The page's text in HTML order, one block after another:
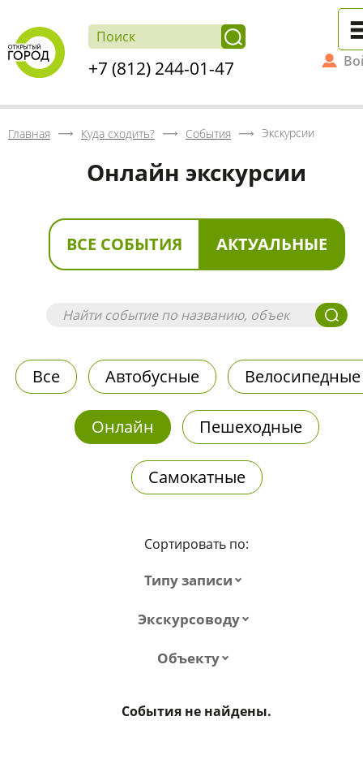
+7 (812) 244-01-47
Главная Куда сходить? События Экскурсии
Онлайн экскурсии
ВСЕ СОБЫТИЯ АКТУАЛЬНЫЕ
Все Автобусные Велосипедные
Онлайн Пешеходные
Самокатные
Сортировать по:
Типу записи
Экскурсоводу
Объекту
События не найдены.